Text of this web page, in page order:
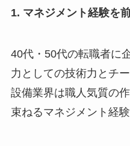
1. マネジメント経験を
40代・50代の転職者に
力としての技術力とチ
設備業界は職人気質の
束ねるマネジメント経